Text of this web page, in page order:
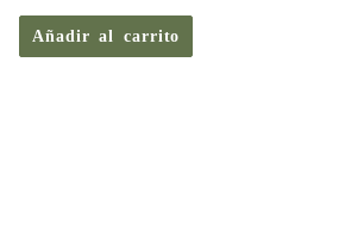
Añadir al carrito